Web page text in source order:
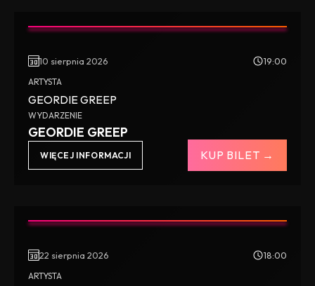
10 sierpnia 2026 19:00
ARTYSTA
GEORDIE GREEP
WYDARZENIE
GEORDIE GREEP
WIĘCEJ INFORMACJI KUP BILET →
22 sierpnia 2026 18:00
ARTYSTA